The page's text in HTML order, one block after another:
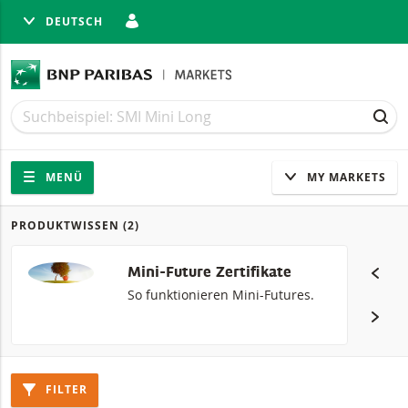
DEUTSCH
Suche
Suche
Navigation
Seitennavigation
MENÜ MY MARKETS
Produkte
PRODUKTWISSEN (2)
Mini-Future Zertifikate
So funktionieren Mini-Futures.
FILTER